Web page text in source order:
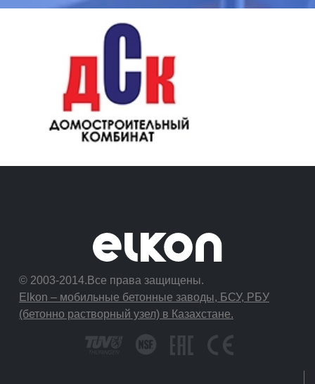
© 2003-2014.Все права защищены.
Elkon – мобильные бетонные заводы, БСУ, РБУ
(бетонно растворный узел) в Казахстане.